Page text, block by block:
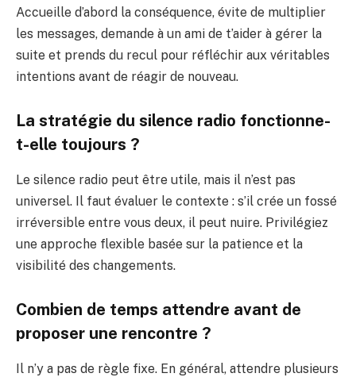
Accueille d’abord la conséquence, évite de multiplier
les messages, demande à un ami de t’aider à gérer la
suite et prends du recul pour réfléchir aux véritables
intentions avant de réagir de nouveau.
La stratégie du silence radio fonctionne-
t-elle toujours ?
Le silence radio peut être utile, mais il n’est pas
universel. Il faut évaluer le contexte : s’il crée un fossé
irréversible entre vous deux, il peut nuire. Privilégiez
une approche flexible basée sur la patience et la
visibilité des changements.
Combien de temps attendre avant de
proposer une rencontre ?
Il n’y a pas de règle fixe. En général, attendre plusieurs